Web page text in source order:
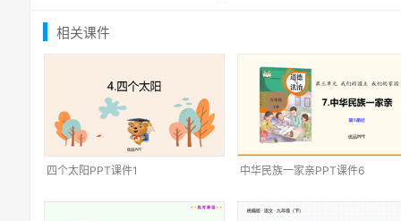
相关课件
四个太阳PPT课件1 中华民族一家亲PPT课件6